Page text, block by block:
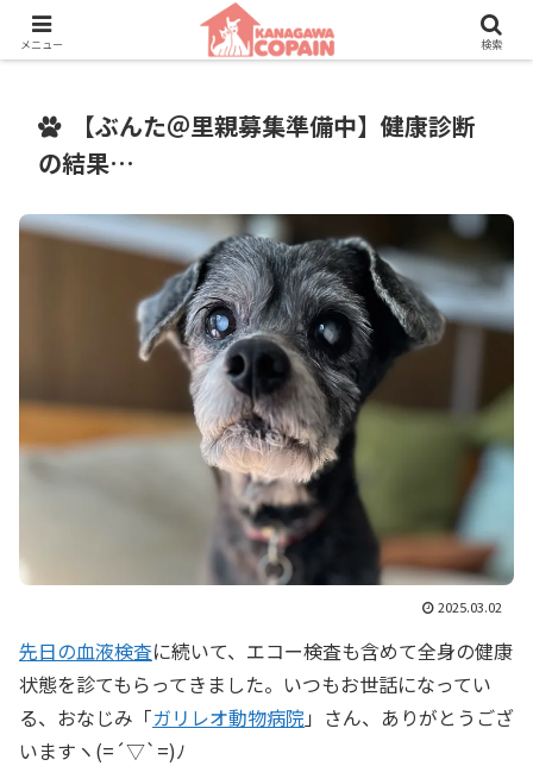
保護動物たちに、新しい家族との素敵な出会いを。
【ぶんた＠里親募集準備中】健康診断
の結果…
2025.03.02
先日の血液検査に続いて、エコー検査も含めて全身の健康
状態を診てもらってきました。いつもお世話になってい
る、おなじみ「ガリレオ動物病院 」さん、ありがとうござ
いますヽ(=´▽`=)ﾉ
メニュー 検索